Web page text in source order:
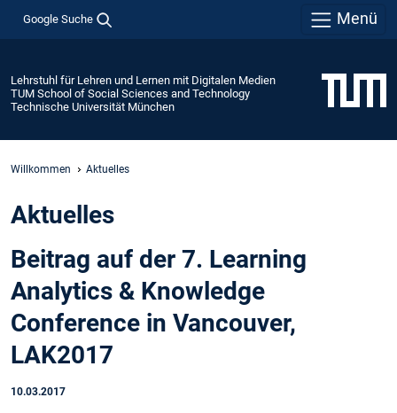
Google Suche Menü
Lehrstuhl für Lehren und Lernen mit Digitalen Medien
TUM School of Social Sciences and Technology
Technische Universität München
Willkommen Aktuelles
Aktuelles
Beitrag auf der 7. Learning
Analytics & Knowledge
Conference in Vancouver,
LAK2017
10.03.2017